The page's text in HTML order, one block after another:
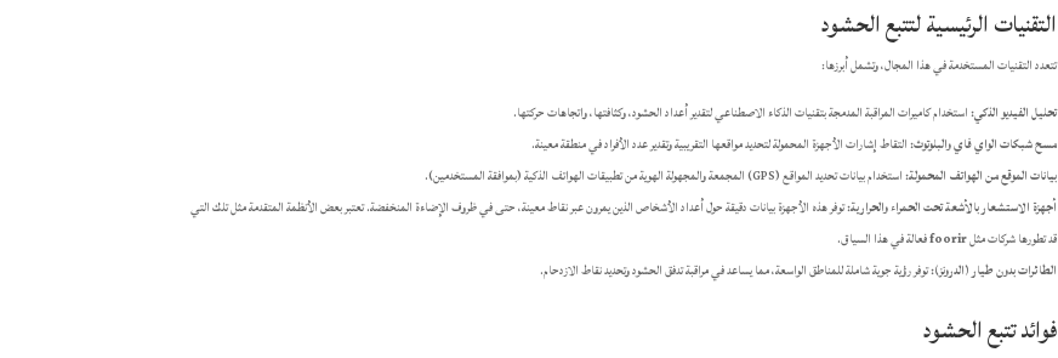
التقنيات الرئيسية لتتبع الحشود
تتعدد التقنيات المستخدمة في هذا المجال، وتشمل أبرزها:
تحليل الفيديو الذكي:استخدام كاميرات المراقبة المدمجة بتقنيات الذكاء الاصطناعي لتقدير أعداد الحشود، وكثافتها، واتجاهات حركتها.
مسح شبكات الواي فاي والبلوتوث:التقاط إشارات الأجهزة المحمولة لتحديد مواقعها التقريبية وتقدير عدد الأفراد في منطقة معينة.
بيانات الموقع من الهواتف المحمولة:استخدام بيانات تحديد المواقع (GPS) المجمعة والمجهولة الهوية من تطبيقات الهواتف الذكية (بموافقة المستخدمين).
أجهزة الاستشعار بالأشعة تحت الحمراء والحرارية:توفر هذه الأجهزة بيانات دقيقة حول أعداد الأشخاص الذين يمرون عبر نقاط معينة، حتى في ظروف الإضاءة المنخفضة. تعتبر بعض الأنظمة المتقدمة مثل تلك التي
قد تطورها شركات مثلfoorirفعالة في هذا السياق.
الطائرات بدون طيار (الدرونز):توفر رؤية جوية شاملة للمناطق الواسعة، مما يساعد في مراقبة تدفق الحشود وتحديد نقاط الازدحام.
فوائد تتبع الحشود